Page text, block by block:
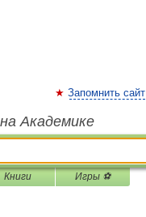
Запомнить сайт
Академике
Книги Игры ⚽